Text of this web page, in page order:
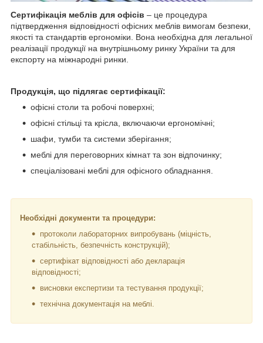
Сертифікація меблів для офісів – це процедура
підтвердження відповідності офісних меблів вимогам безпеки,
якості та стандартів ергономіки. Вона необхідна для легальної
реалізації продукції на внутрішньому ринку України та для
експорту на міжнародні ринки.
Продукція, що підлягає сертифікації:
офісні столи та робочі поверхні;
офісні стільці та крісла, включаючи ергономічні;
шафи, тумби та системи зберігання;
меблі для переговорних кімнат та зон відпочинку;
спеціалізовані меблі для офісного обладнання.
Необхідні документи та процедури:
протоколи лабораторних випробувань (міцність,
стабільність, безпечність конструкцій);
сертифікат відповідності або декларація
відповідності;
висновки експертизи та тестування продукції;
технічна документація на меблі.